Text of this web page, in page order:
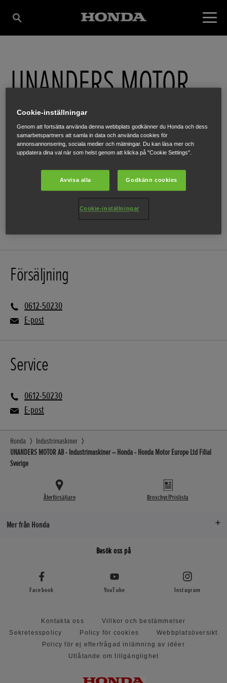
UNANDERS MOTOR
AB
FLOTTARVÄGEN 5,NYLAND,870 52
FÅ VÄGBESKRIVNING
Försäljning
0612-50230
E-post
Service
0612-50230
E-post
Honda
Industrimaskiner
UNANDERS MOTOR AB - Industrimaskiner – Honda - Honda Motor Europe Ltd Filial
Sverige
Återförsäljare Broschyr/Prislista
Mer från Honda
Besök oss på
Facebook YouTube Instagram
Kontakta oss
Villkor och bestämmelser
Sekretesspolicy
Policy för cookies
Webbplatsöversikt
Policy för ej efterfrågad inlämning av idéer
Utlåtande om tillgänglighet
Cookie-inställningar
Genom att fortsätta använda denna webbplats godkänner du Honda och dess
samarbetspartners att samla in data och använda cookies för
annonsannonsering, sociala medier och mätningar. Du kan läsa mer och
uppdatera dina val när som helst genom att klicka på "Cookie Settings".
Avvisa alla Godkänn cookies
Cookie-inställningar